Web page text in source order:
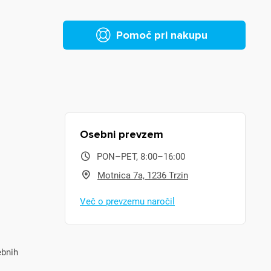
Pomoč pri nakupu
Osebni prevzem
PON–PET, 8:00–16:00
Motnica 7a, 1236 Trzin
Več o prevzemu naročil